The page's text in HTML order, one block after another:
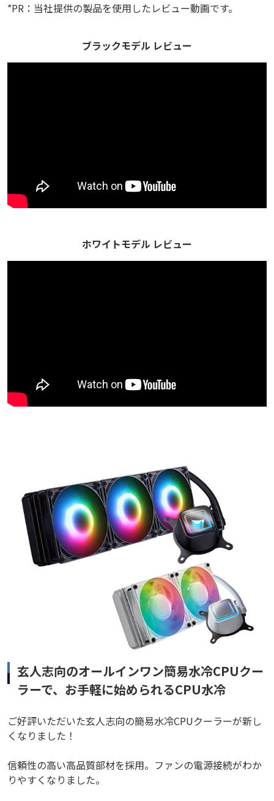
*PR：当社提供の製品を使用したレビュー動画です。
ブラックモデル レビュー
ホワイトモデル レビュー
玄人志向のオールインワン簡易水冷CPUクー
ラーで、お手軽に始められるCPU水冷
ご好評いただいた玄人志向の簡易水冷CPUクーラーが新し
くなりました！
信頼性の高い高品質部材を採用。ファンの電源接続がわか
りやすくなりました。